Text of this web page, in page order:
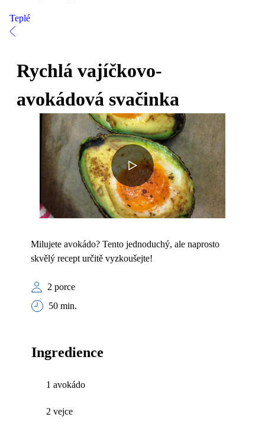
Teplé
Rychlá vajíčkovo-
avokádová svačinka
Milujete avokádo? Tento jednoduchý, ale naprosto
skvělý recept určitě vyzkoušejte!
2 porce
50 min.
Ingredience
1 avokádo
2 vejce